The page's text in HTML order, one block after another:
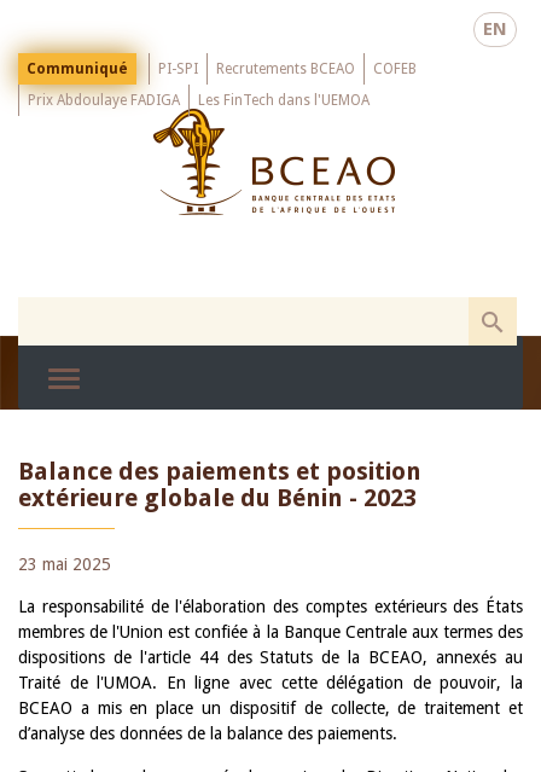
main
content
EN
Menu
Top
Communiqué PI-SPI Recrutements BCEAO
COFEB
Prix Abdoulaye FADIGA
Les FinTech dans l'UEMOA
Balance des paiements et position
extérieure globale du Bénin - 2023
23 mai 2025
La responsabilité de l'élaboration des comptes extérieurs des États
membres de l'Union est confiée à la Banque Centrale aux termes des
dispositions de l'article 44 des Statuts de la BCEAO, annexés au
Traité de l'UMOA. En ligne avec cette délégation de pouvoir, la
BCEAO a mis en place un dispositif de collecte, de traitement et
d’analyse des données de la balance des paiements.